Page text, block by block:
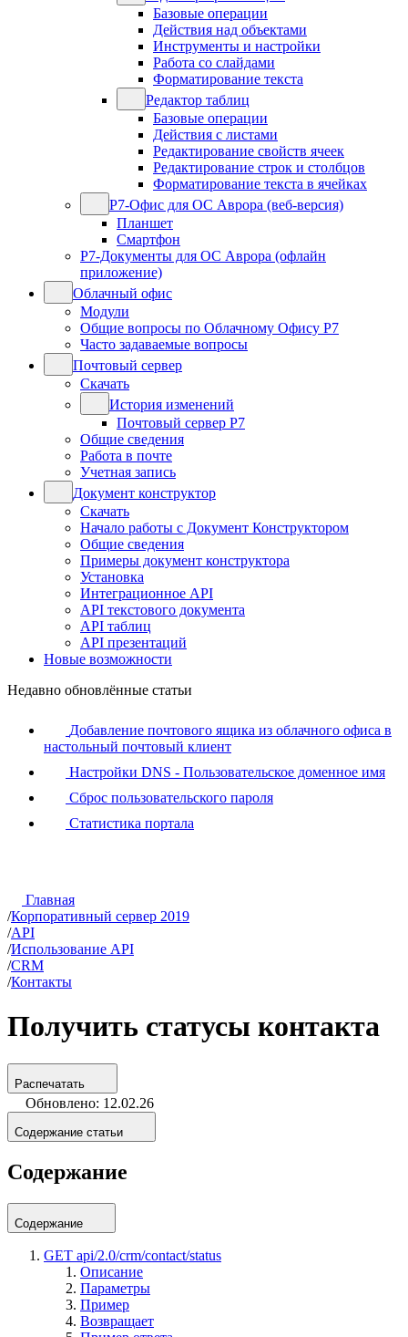
Базовые операции
Действия над объектами
Инструменты и настройки
Работа со слайдами
Форматирование текста
Редактор таблиц
Базовые операции
Действия с листами
Редактирование свойств ячеек
Редактирование строк и столбцов
Форматирование текста в ячейках
Р7-Офис для ОС Аврора (веб-версия)
Планшет
Смартфон
Р7-Документы для ОС Аврора (офлайн
приложение)
Облачный офис
Модули
Общие вопросы по Облачному Офису Р7
Часто задаваемые вопросы
Почтовый сервер
Скачать
История изменений
Почтовый сервер Р7
Общие сведения
Работа в почте
Учетная запись
Документ конструктор
Скачать
Начало работы с Документ Конструктором
Общие сведения
Примеры документ конструктора
Установка
Интеграционное API
API текстового документа
API таблиц
API презентаций
Новые возможности
Недавно обновлённые статьи
Добавление почтового ящика из облачного офиса в
настольный почтовый клиент
Настройки DNS - Пользовательское доменное имя
Сброс пользовательского пароля
Статистика портала
Главная
/Корпоративный сервер 2019
/API
/Использование API
/CRM
/Контакты
Получить статусы контакта
Распечатать
Обновлено: 12.02.26
Содержание статьи
Содержание
Содержание
GET api/2.0/crm/contact/status
Описание
Параметры
Пример
Возвращает